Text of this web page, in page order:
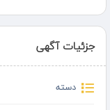
با کمترین هزینه ، در
جزئیات آگهی
دسته